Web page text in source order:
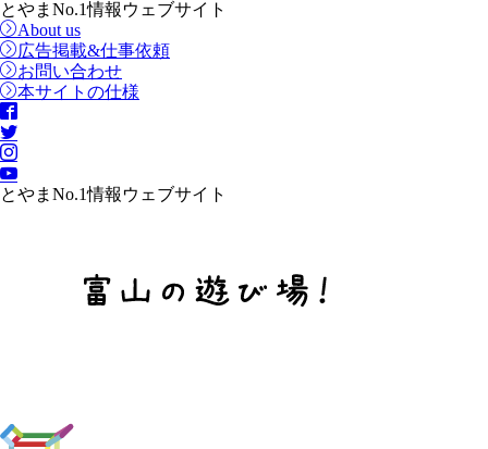
とやまNo.1情報ウェブサイト
About us
広告掲載&仕事依頼
お問い合わせ
本サイトの仕様
とやまNo.1情報ウェブサイト